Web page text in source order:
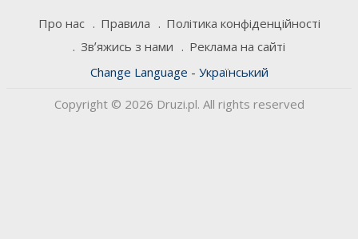
Про нас Правила
Політика конфіденційності
Звʼяжись з нами
Реклама на сайті
Change Language - Український
Copyright © 2026 Druzi.pl. All rights reserved